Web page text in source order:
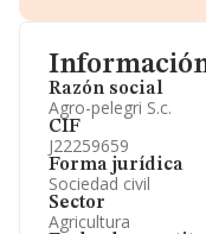
Razón social
Agro-pelegri S.c.
CIF
J22259659
Forma jurídica
Sociedad civil
Sector
Agricultura
Información